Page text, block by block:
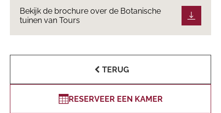
Bekijk de brochure over de Botanische
tuinen van Tours
TERUG
RESERVEER EEN KAMER